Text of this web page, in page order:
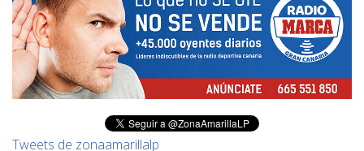
Tweets de zonaamarillalp